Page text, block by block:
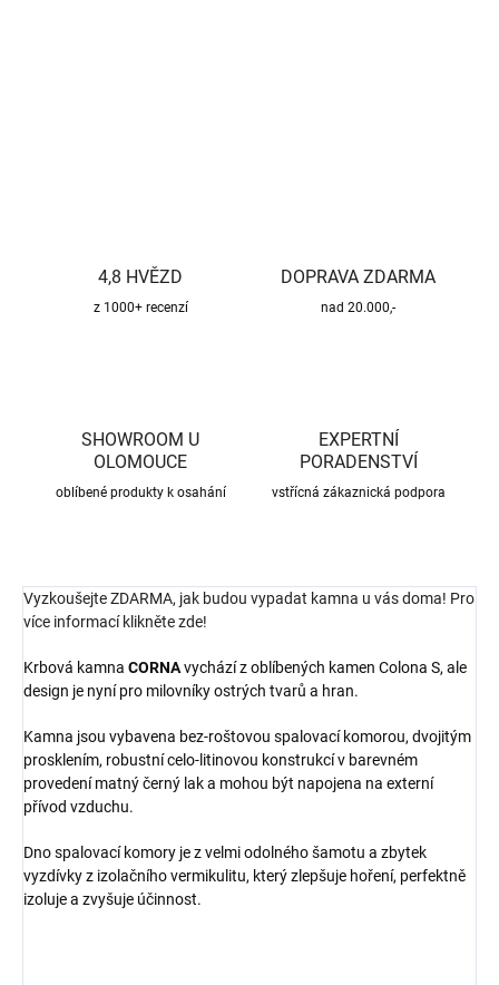
4,8 HVĚZD
z 1000+ recenzí
DOPRAVA ZDARMA
nad 20.000,-
SHOWROOM U
OLOMOUCE
oblíbené produkty k osahání
EXPERTNÍ
PORADENSTVÍ
vstřícná zákaznická podpora
Vyzkoušejte ZDARMA, jak budou vypadat kamna u vás doma! Pro
více informací klikněte zde!
Krbová kamna CORNAvychází z oblíbených kamen Colona S, ale
design je nyní pro milovníky ostrých tvarů a hran.
Kamna jsou vybavena bez-roštovou spalovací komorou, dvojitým
prosklením, robustní celo-litinovou konstrukcí v barevném
provedení matný černý lak a mohou být napojena na externí
přívod vzduchu.
Dno spalovací komory je z velmi odolného šamotu a zbytek
vyzdívky z izolačního vermikulitu, který zlepšuje hoření, perfektně
izoluje a zvyšuje účinnost.